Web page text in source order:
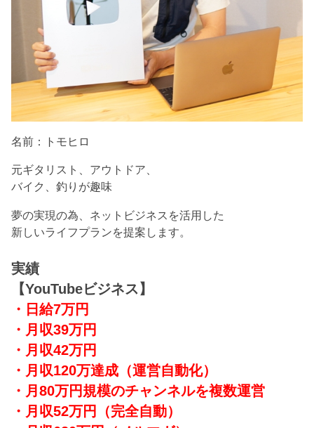
名前：トモヒロ
元ギタリスト、アウトドア、
バイク、釣りが趣味
夢の実現の為、ネットビジネスを活用した
新しいライフプランを提案します。
実績
【YouTubeビジネス】
・日給7万円
・月収39万円
・月収42万円
・月収120万達成 （運営自動化）
・月80万円規模のチャンネルを複数運営
・月収52万円（完全自動）